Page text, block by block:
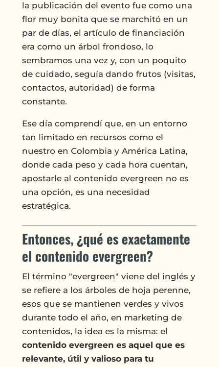
la publicación del evento fue como una
flor muy bonita que se marchitó en un
par de días, el artículo de financiación
era como un árbol frondoso, lo
sembramos una vez y, con un poquito
de cuidado, seguía dando frutos (visitas,
contactos, autoridad) de forma
constante.
Ese día comprendí que, en un entorno
tan limitado en recursos como el
nuestro en Colombia y América Latina,
donde cada peso y cada hora cuentan,
apostarle al contenido evergreen no es
una opción, es una necesidad
estratégica.
Entonces, ¿qué es exactamente
el contenido evergreen?
El término "evergreen" viene del inglés y
se refiere a los árboles de hoja perenne,
esos que se mantienen verdes y vivos
durante todo el año, en marketing de
contenidos, la idea es la misma: el
contenido evergreen es aquel que es
relevante, útil y valioso para tu